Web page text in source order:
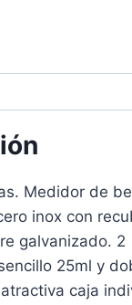
Medidor de
inox con
galvanizado. 2
25ml y
caja